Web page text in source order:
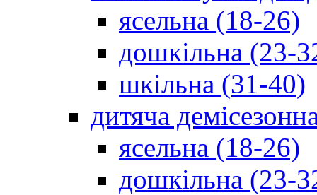
ясельна (18-26)
дошкільна (23-
шкільна (31-40)
дитяча
ясельна (18-26)
дошкільна (23-